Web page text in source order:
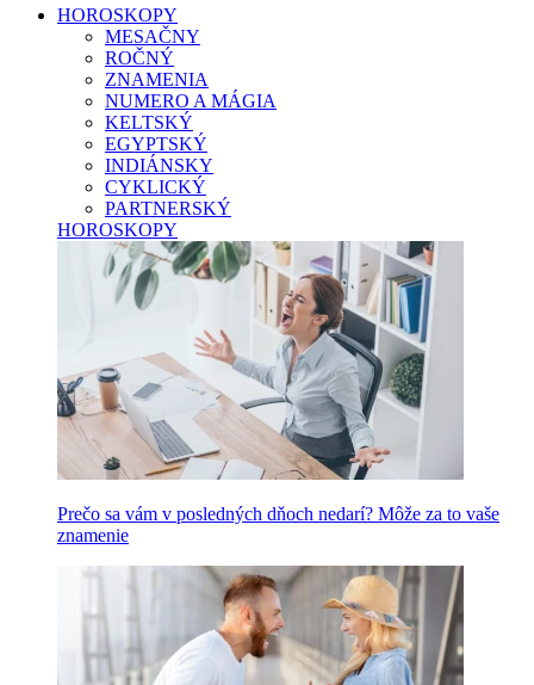
HOROSKOPY
MESAČNY
ROČNÝ
ZNAMENIA
NUMERO A MÁGIA
KELTSKÝ
EGYPTSKÝ
INDIÁNSKY
CYKLICKÝ
PARTNERSKÝ
HOROSKOPY
Prečo sa vám v posledných dňoch nedarí? Môže za to vaše
znamenie